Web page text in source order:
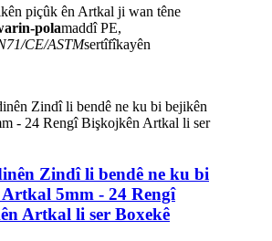
piçûk ên Artkal ji wan têne
polamaddî PE,
CE/ASTMsertîfîkayên
Zindî li bendê ne ku bi
5mm - 24 Rengî
Artkal li ser Boxekê